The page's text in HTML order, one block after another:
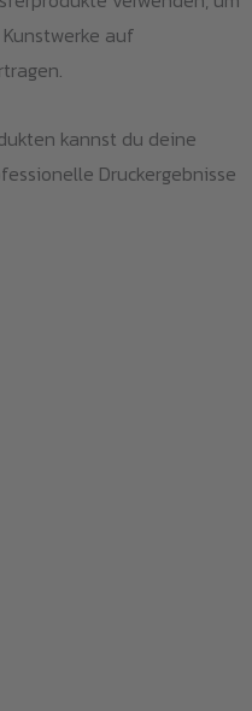
auf
kannst du deine
Druckergebnisse